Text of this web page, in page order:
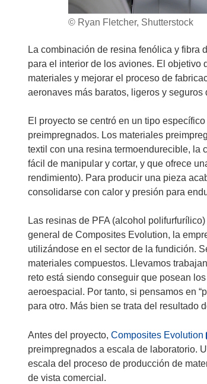
© Ryan Fletcher, Shutterstock
La combinación de resina fenólica y fibra
para el interior de los aviones. El objetivo
materiales y mejorar el proceso de
aeronaves más baratos, ligeros y
El proyecto se centró en un tipo
preimpregnados. Los materiales
textil con una resina termoendurecible, la
fácil de manipular y cortar, y que ofrece
rendimiento). Para producir una pieza
consolidarse con calor y presión para
Las resinas de PFA (alcohol
general de Composites Evolution, la
utilizándose en el sector de la fundición.
materiales compuestos. Llevamos
reto está siendo conseguir que posean
aeroespacial. Por tanto, si pensamos en
para otro. Más bien se trata del resultado
Antes del proyecto, Composites Evolution
s
preimpregnados a escala de laboratorio.
escala del proceso de producción de
de vista comercial.